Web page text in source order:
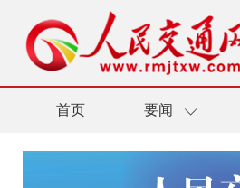
首页 要闻